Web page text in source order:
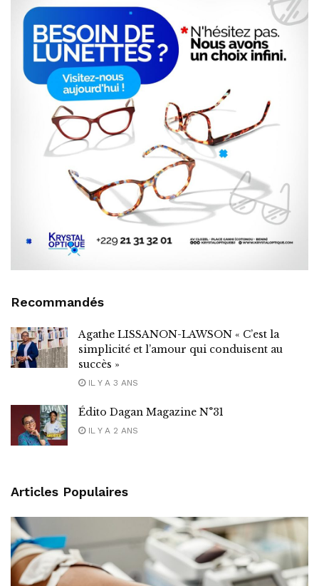
Recommandés
Agathe LISSANON-LAWSON « C’est la
simplicité et l’amour qui conduisent au
succès »
IL Y A 3 ANS
Édito Dagan Magazine N°31
IL Y A 2 ANS
Articles Populaires